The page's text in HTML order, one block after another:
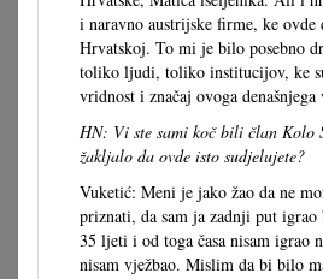
i naravno austrijske firme, ke ovde
Hrvatskoj. To mi je bilo posebno
toliko ljudi, toliko institucijov, ke
vridnost i značaj ovoga denašnjega
HN: Vi ste sami koč bili član Kolo
žakljalo da ovde isto sudjelujete?
Vuketić: Meni je jako žao da ne
priznati, da sam ja zadnji put igrao
35 ljeti i od toga časa nisam igrao
nisam vježbao. Mislim da bi bilo